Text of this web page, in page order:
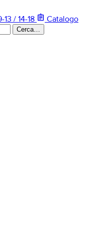
13 / 14-18 assignment Catalogo
Cerca…